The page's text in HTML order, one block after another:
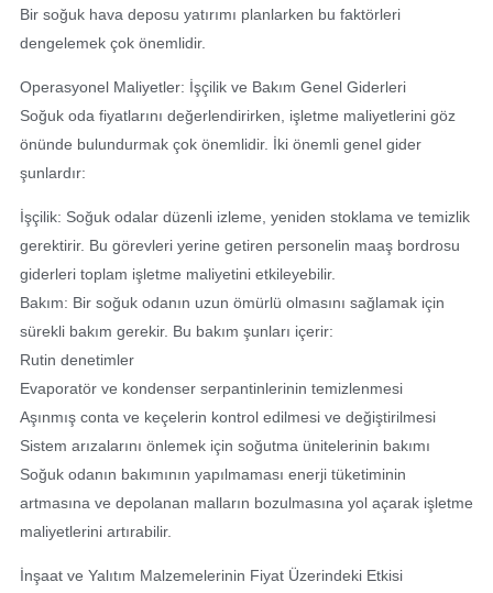
Bir soğuk hava deposu yatırımı planlarken bu faktörleri
dengelemek çok önemlidir.
Operasyonel Maliyetler: İşçilik ve Bakım Genel Giderleri
Soğuk oda fiyatlarını değerlendirirken, işletme maliyetlerini göz
önünde bulundurmak çok önemlidir. İki önemli genel gider
şunlardır:
İşçilik: Soğuk odalar düzenli izleme, yeniden stoklama ve temizlik
gerektirir. Bu görevleri yerine getiren personelin maaş bordrosu
giderleri toplam işletme maliyetini etkileyebilir.
Bakım: Bir soğuk odanın uzun ömürlü olmasını sağlamak için
sürekli bakım gerekir. Bu bakım şunları içerir:
Rutin denetimler
Evaporatör ve kondenser serpantinlerinin temizlenmesi
Aşınmış conta ve keçelerin kontrol edilmesi ve değiştirilmesi
Sistem arızalarını önlemek için soğutma ünitelerinin bakımı
Soğuk odanın bakımının yapılmaması enerji tüketiminin
artmasına ve depolanan malların bozulmasına yol açarak işletme
maliyetlerini artırabilir.
İnşaat ve Yalıtım Malzemelerinin Fiyat Üzerindeki Etkisi